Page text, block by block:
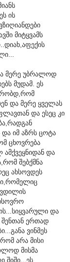
ის
მიტყვამს
მერე უბრალოდ
მუდამ. ეს
და მერე ყველას
და ესეც კი
იმ აზრს ცოტა
ცხოვრება
და
შებქმნა
ახსოვდეს
და
შენთან ერთად
ვინმეს
არა მისი
მისმა